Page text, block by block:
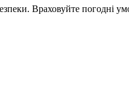
Враховуйте погодні